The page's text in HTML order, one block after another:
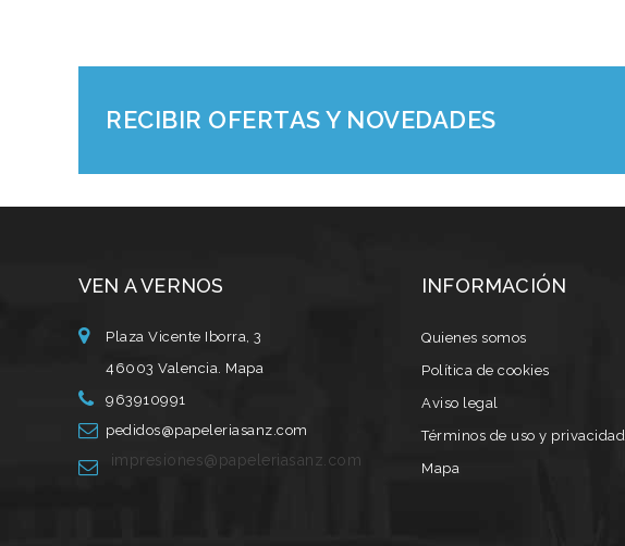
RECIBIR OFERTAS Y NOVEDADES
VEN A VERNOS
Plaza Vicente Iborra, 3
46003 Valencia. Mapa
963910991
pedidos@papeleriasanz.com
impresiones@papeleriasanz.com
INFORMACIÓN
Quienes somos
Política de cookies
Aviso legal
Términos de uso y privacidad
Mapa